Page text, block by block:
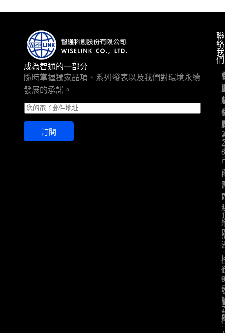
成為智通的一部分
隨時掌握獨家品項、系列發表以及我們對環境永續
發展的承諾。
E
m
a
l
訂閱
聯
絡
我
們
: